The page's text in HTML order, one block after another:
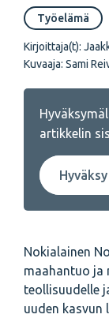
Työelämä
Kirjoittaja(t):
Kuvaaja: Sami
artikkelin
Nokialainen
maahantuo
teollisuudelle
uuden